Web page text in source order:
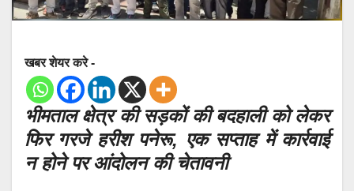
खबर शेयर करे -
भीमताल क्षेत्र की सड़कों की बदहाली को लेकर
फिर गरजे हरीश पनेरू, एक सप्ताह में कार्रवाई
न होने पर आंदोलन की चेतावनी